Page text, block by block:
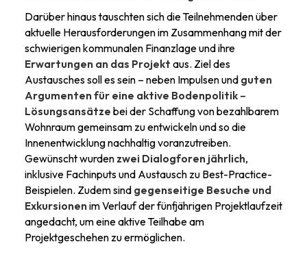
Darüber hinaus tauschten sich die Teilnehmenden über
aktuelle Herausforderungen im Zusammenhang mit der
schwierigen kommunalen Finanzlage und ihre
Erwartungen an das Projekt aus. Ziel des
Austausches soll es sein – neben Impulsen und guten
Argumenten für eine aktive Bodenpolitik –
Lösungsansätze bei der Schaffung von bezahlbarem
Wohnraum gemeinsam zu entwickeln und so die
Innenentwicklung nachhaltig voranzutreiben.
Gewünscht wurden zwei Dialogforen jährlich,
inklusive Fachinputs und Austausch zu Best-Practice-
Beispielen. Zudem sind gegenseitige Besuche und
Exkursionen im Verlauf der fünfjährigen Projektlaufzeit
angedacht, um eine aktive Teilhabe am
Projektgeschehen zu ermöglichen.